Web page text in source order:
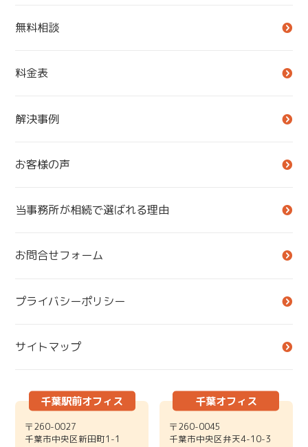
無料相談
料金表
解決事例
お客様の声
当事務所が相続で選ばれる理由
お問合せフォーム
プライバシーポリシー
サイトマップ
千葉駅前オフィス
〒260-0027
千葉市中央区新田町1-1
千葉オフィス
〒260-0045
千葉市中央区弁天4-10-3